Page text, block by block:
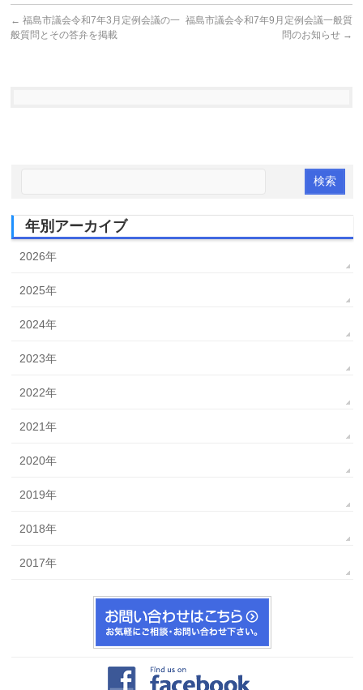
← 福島市議会令和7年3月定例会議の一
般質問とその答弁を掲載
福島市議会令和7年9月定例会議一般質
問のお知らせ →
年別アーカイブ
2026年
2025年
2024年
2023年
2022年
2021年
2020年
2019年
2018年
2017年